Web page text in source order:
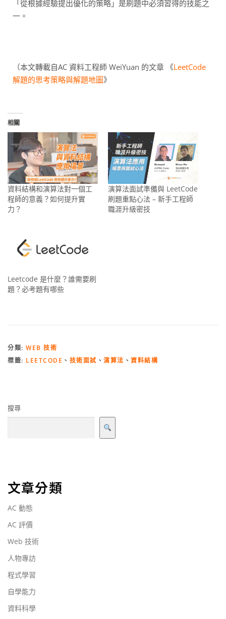
「從根據經驗提出優化的策略」是刷題中必須習得的技能之
一。
（本文轉載自AC 資料工程師 WeiYuan 的文章 《LeetCode
解題的思考策略與解題地圖》
相關
資料結構和演算法對一個工
程師的意義？如何提升實
力？
演算法面試準備與 LeetCode
刷題重點心法 – 新手工程師
職涯升級密技
Leetcode 是什麼？誰需要刷
題？必考題有哪些
分類: WEB 技術
標籤: LEETCODE 、 技術面試 、 演算法 、 資料結構
搜尋
文章分類
AC 動態
AC 評價
Web 技術
人物專訪
程式學習
自學能力
資料科學